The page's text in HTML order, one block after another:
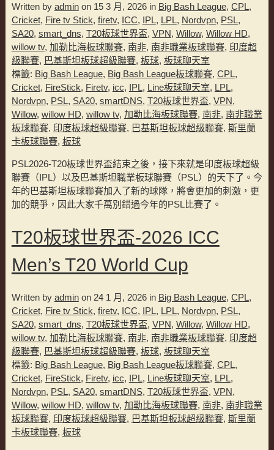
Written by adminon 15 3 月, 2026 in Big Bash League, CPL,
Cricket, Fire tv Stick, firetv, ICC, IPL, LPL, Nordvpn, PSL,
SA20, smart_dns, T20板球世界盃, VPN, Willow, Willow HD,
willow tv, 加勒比海板球聯賽, 南非, 南非職業板球聯賽, 印度超
級聯賽, 巴基斯坦板球超級聯賽, 板球, 板球聊天室
標籤: Big Bash League, Big Bash League板球聯賽, CPL,
Cricket, FireStick, Firetv, icc, IPL, Line板球聊天室, LPL,
Nordvpn, PSL, SA20, smartDNS, T20板球世界盃, VPN,
Willow, willow HD, willow tv, 加勒比海板球聯賽, 南非, 南非職業
板球聯賽, 印度板球超級聯賽, 巴基斯坦板球超級聯賽, 斯里蘭
卡板球聯賽, 板球
PSL2026-T20板球世界盃結束之後，接下來就是印度板球超級
聯賽（IPL）以及巴基斯坦職業板球聯賽（PSL）的天下了。今
年的巴基斯坦板球聯賽加入了新的球隊，將會更加的刺激，更
加的競爭，因此大家千萬別錯過今年的PSL比賽了。
T20板球世界盃-2026 ICC
Men’s T20 World Cup
Written by adminon 24 1 月, 2026 in Big Bash League, CPL,
Cricket, Fire tv Stick, firetv, ICC, IPL, LPL, Nordvpn, PSL,
SA20, smart_dns, T20板球世界盃, VPN, Willow, Willow HD,
willow tv, 加勒比海板球聯賽, 南非, 南非職業板球聯賽, 印度超
級聯賽, 巴基斯坦板球超級聯賽, 板球, 板球聊天室
標籤: Big Bash League, Big Bash League板球聯賽, CPL,
Cricket, FireStick, Firetv, icc, IPL, Line板球聊天室, LPL,
Nordvpn, PSL, SA20, smartDNS, T20板球世界盃, VPN,
Willow, willow HD, willow tv, 加勒比海板球聯賽, 南非, 南非職業
板球聯賽, 印度板球超級聯賽, 巴基斯坦板球超級聯賽, 斯里蘭
卡板球聯賽, 板球